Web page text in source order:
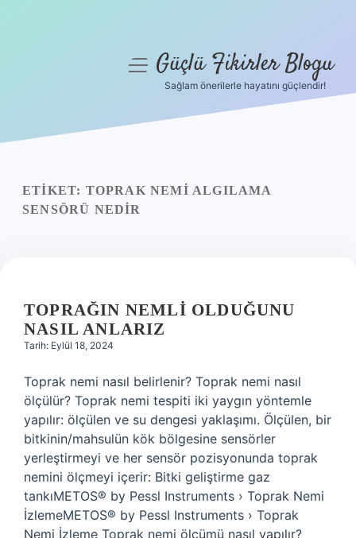
Yasal Uyarı
menüyüGüçlü Fikirler Blogu
Sağlam önerilerle hayatını güçlendir!
ETIKET: TOPRAK NEMI ALGILAMA
SENSÖRÜ NEDIR
TOPRAĞIN NEMLI OLDUĞUNU
NASIL ANLARIZ
Tarih: Eylül 18, 2024
Toprak nemi nasıl belirlenir? Toprak nemi nasıl
ölçülür? Toprak nemi tespiti iki yaygın yöntemle
yapılır: ölçülen ve su dengesi yaklaşımı. Ölçülen, bir
bitkinin/mahsulün kök bölgesine sensörler
yerleştirmeyi ve her sensör pozisyonunda toprak
nemini ölçmeyi içerir: Bitki geliştirme gaz
tankıMETOS® by Pessl Instruments › Toprak Nemi
İzlemeMETOS® by Pessl Instruments › Toprak
Nemi İzleme Toprak nemi ölçümü nasıl yapılır?